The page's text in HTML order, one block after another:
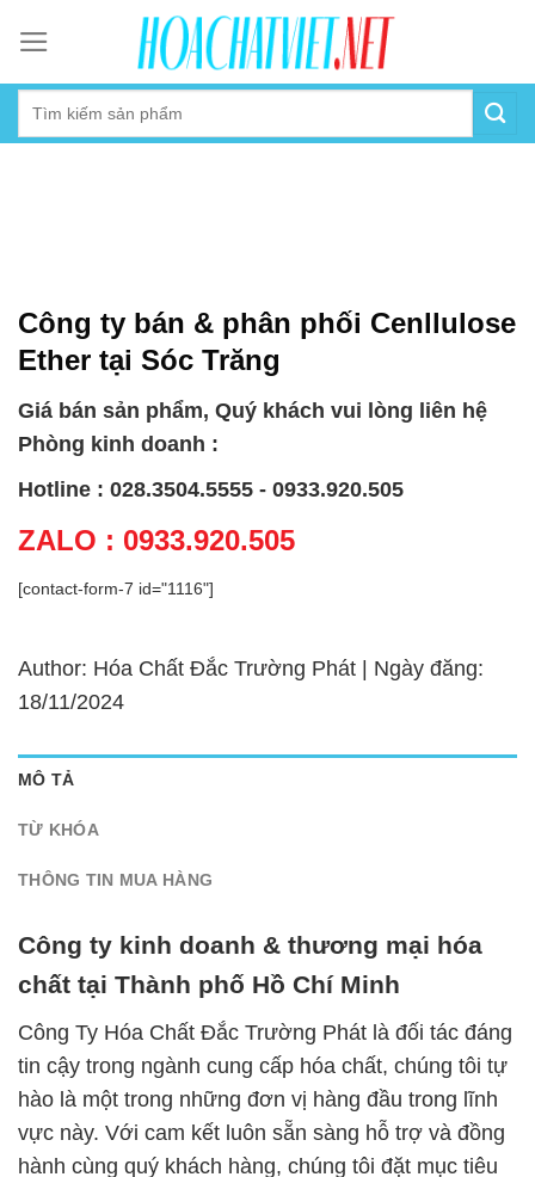
content
Công ty bán & phân phối Cenllulose
Ether tại Sóc Trăng
Giá bán sản phẩm, Quý khách vui lòng liên hệ
Phòng kinh doanh :
Hotline : 028.3504.5555 - 0933.920.505
ZALO : 0933.920.505
[contact-form-7 id="1116"]
Author: Hóa Chất Đắc Trường Phát | Ngày đăng:
18/11/2024
MÔ TẢ
TỪ KHÓA
THÔNG TIN MUA HÀNG
Công ty kinh doanh & thương mại hóa
chất tại Thành phố Hồ Chí Minh
Công Ty Hóa Chất Đắc Trường Phát là đối tác đáng
tin cậy trong ngành cung cấp hóa chất, chúng tôi tự
hào là một trong những đơn vị hàng đầu trong lĩnh
vực này. Với cam kết luôn sẵn sàng hỗ trợ và đồng
hành cùng quý khách hàng, chúng tôi đặt mục tiêu